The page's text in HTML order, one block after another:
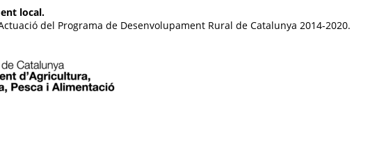
local.
del Programa de Desenvolupament Rural de Catalunya 2014-2020.